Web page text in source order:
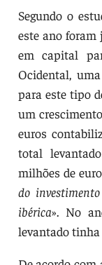
Segundo o
este ano foram
em capital
Ocidental,
para este tipo
um
euros
total
milhões de
do
ibérica». No
levantado